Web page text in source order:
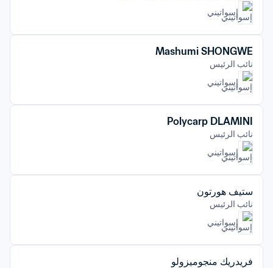
إسواتيني
Mashumi SHONGWE
نائب الرئيس
إسواتيني
Polycarp DLAMINI
نائب الرئيس
إسواتيني
ستيف هورتون
نائب الرئيس
إسواتيني
فريدريك منجوميزولو